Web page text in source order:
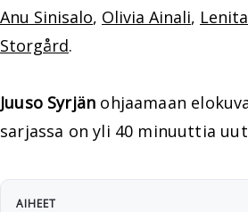
Anu Sinisalo, Olivia Ainali,
Storgård.
Juuso Syrjän ohjaamaan
sarjassa on yli 40 minuuttia
AIHEET